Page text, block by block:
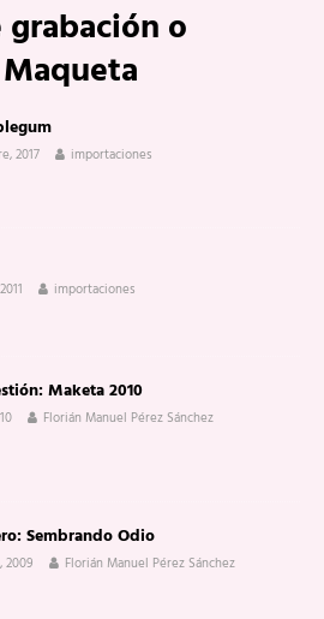
o
Maqueta
2017 importaciones
importaciones
Maketa 2010
Florián Manuel Pérez Sánchez
Sembrando Odio
2009 Florián Manuel Pérez Sánchez